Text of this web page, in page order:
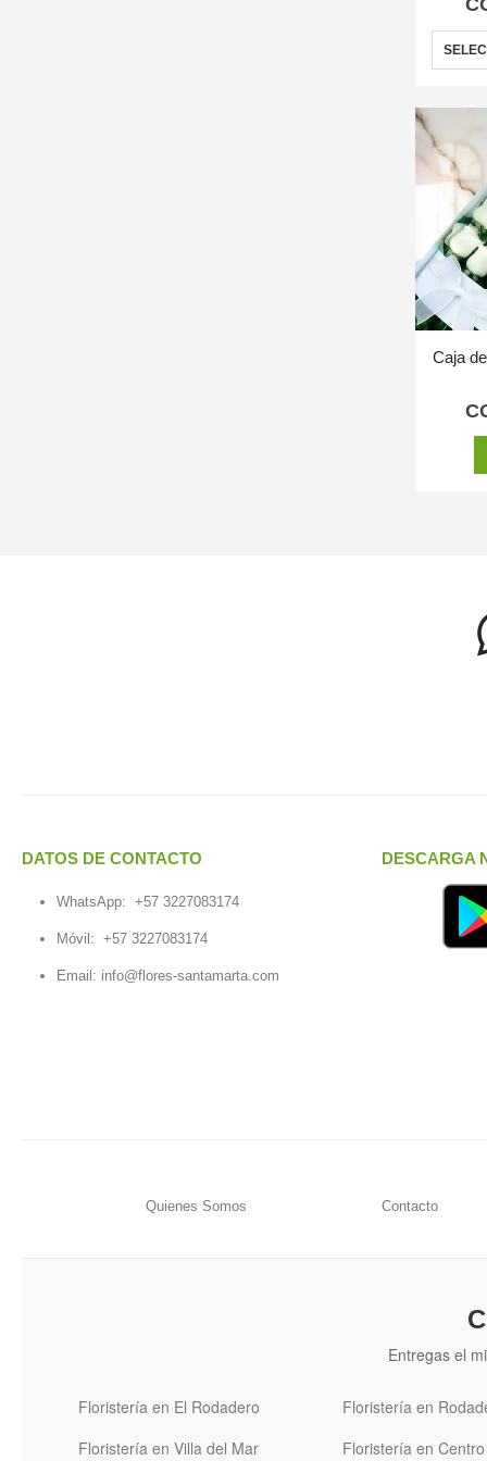
Caja
DATOS DE CONTACTO
WhatsApp: +57 3227083174
Móvil: +57 3227083174
Email: info@flores-santamarta.com
DESCARGA
Quienes Somos Contacto
Entregas el
Floristería en El Rodadero
Floristería en
Floristería en Villa del Mar
Floristería en Centro